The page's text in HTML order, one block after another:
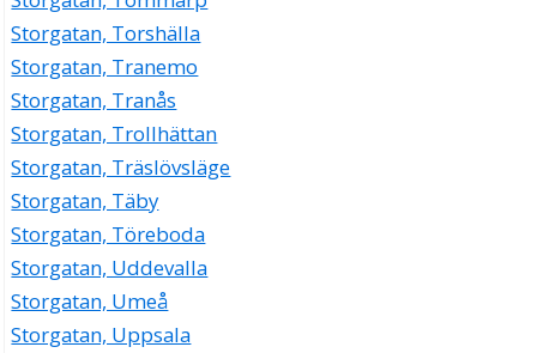
Storgatan, Torshälla
Storgatan, Tranemo
Storgatan, Tranås
Storgatan, Trollhättan
Storgatan, Träslövsläge
Storgatan, Täby
Storgatan, Töreboda
Storgatan, Uddevalla
Storgatan, Umeå
Storgatan, Uppsala